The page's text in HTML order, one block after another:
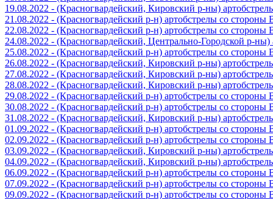
19.08.2022 - (Красногвардейский, Кировский р-ны)
21.08.2022 - (Красногвардейский р-н) артобстрелы со
22.08.2022 - (Красногвардейский р-н) артобстрелы со
24.08.2022 - (Красногвардейский, Центрально-Городской р-
25.08.2022 - (Красногвардейский р-н) артобстрелы со
26.08.2022 - (Красногвардейский, Кировский р-ны)
27.08.2022 - (Красногвардейский, Кировский р-ны)
28.08.2022 - (Красногвардейский, Кировский р-ны)
29.08.2022 - (Красногвардейский р-н) артобстрелы со
30.08.2022 - (Красногвардейский р-н) артобстрелы со
31.08.2022 - (Красногвардейский, Кировский р-ны)
01.09.2022 - (Красногвардейский р-н) артобстрелы со
02.09.2022 - (Красногвардейский р-н) артобстрелы со
03.09.2022 - (Красногвардейский, Кировский р-ны)
04.09.2022 - (Красногвардейский, Кировский р-ны)
06.09.2022 - (Красногвардейский р-н) артобстрелы со
07.09.2022 - (Красногвардейский р-н) артобстрелы со
09.09.2022 - (Красногвардейский р-н) артобстрелы со